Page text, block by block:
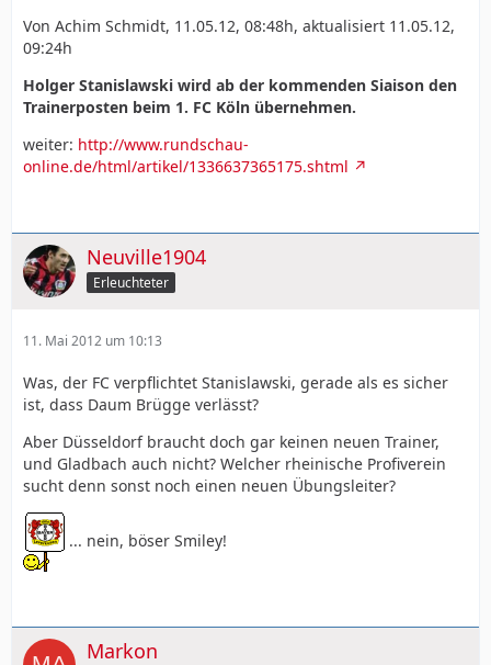
Von Achim Schmidt, 11.05.12, 08:48h, aktualisiert 11.05.12,
09:24h
Holger Stanislawski wird ab der kommenden Siaison den
Trainerposten beim 1. FC Köln übernehmen.
weiter: http://www.rundschau-
online.de/html/artikel/1336637365175.shtml
Neuville1904
Erleuchteter
11. Mai 2012 um 10:13
Was, der FC verpflichtet Stanislawski, gerade als es sicher
ist, dass Daum Brügge verlässt?
Aber Düsseldorf braucht doch gar keinen neuen Trainer,
und Gladbach auch nicht? Welcher rheinische Profiverein
sucht denn sonst noch einen neuen Übungsleiter?
... nein, böser Smiley!
Markon